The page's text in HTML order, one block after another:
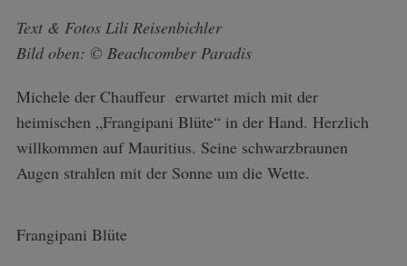
Text & Fotos Lili Reisenbichler
Bild oben: © Beachcomber Paradis
Michele der Chauffeur erwartet mich mit der
heimischen „Frangipani Blüte“ in der Hand. Herzlich
willkommen auf Mauritius. Seine schwarzbraunen
Augen strahlen mit der Sonne um die Wette.
Frangipani Blüte